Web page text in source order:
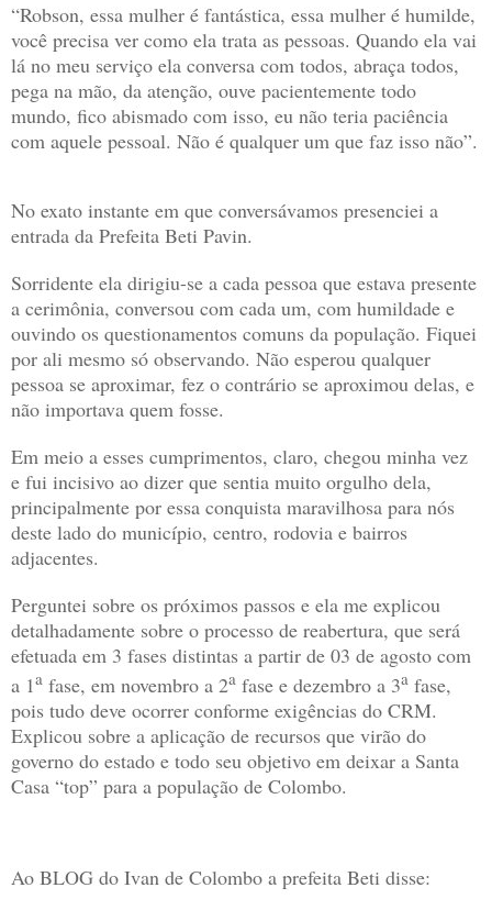
“Robson, essa mulher é fantástica, essa mulher é humilde,
você precisa ver como ela trata as pessoas. Quando ela vai
lá no meu serviço ela conversa com todos, abraça todos,
pega na mão, da atenção, ouve pacientemente todo
mundo, fico abismado com isso, eu não teria paciência
com aquele pessoal. Não é qualquer um que faz isso não”.
No exato instante em que conversávamos presenciei a
entrada da Prefeita Beti Pavin.
Sorridente ela dirigiu-se a cada pessoa que estava presente
a cerimônia, conversou com cada um, com humildade e
ouvindo os questionamentos comuns da população. Fiquei
por ali mesmo só observando. Não esperou qualquer
pessoa se aproximar, fez o contrário se aproximou delas, e
não importava quem fosse.
Em meio a esses cumprimentos, claro, chegou minha vez
e fui incisivo ao dizer que sentia muito orgulho dela,
principalmente por essa conquista maravilhosa para nós
deste lado do município, centro, rodovia e bairros
adjacentes.
Perguntei sobre os próximos passos e ela me explicou
detalhadamente sobre o processo de reabertura, que será
efetuada em 3 fases distintas a partir de 03 de agosto com
a 1a fase, em novembro a 2a fase e dezembro a 3a fase,
pois tudo deve ocorrer conforme exigências do CRM.
Explicou sobre a aplicação de recursos que virão do
governo do estado e todo seu objetivo em deixar a Santa
Casa “top” para a população de Colombo.
Ao BLOG do Ivan de Colombo a prefeita Beti disse: